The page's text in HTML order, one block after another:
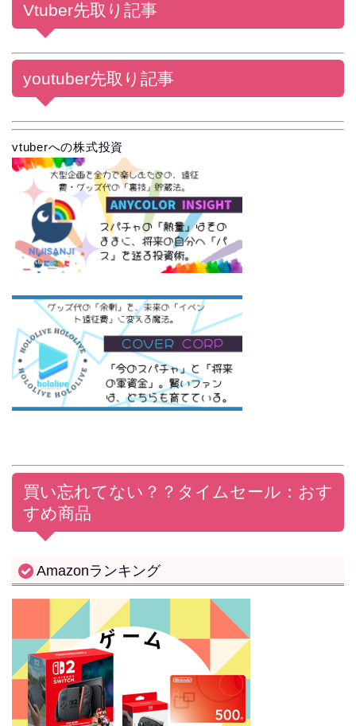
Vtuber先取り記事
youtuber先取り記事
vtuberへの株式投資
買い忘れてない？？ タイムセール：おす
すめ商品
Amazonランキング